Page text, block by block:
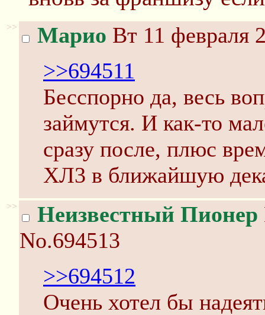
>> Марио Вт 11 февраля
>>694511
Бесспорно да, весь
займутся. И как-то
сразу после, плюс
ХЛ3 в ближайшую
>> Неизвестный Пионер
No.694513
>>694512
Очень хотел бы